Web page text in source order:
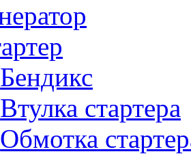
Бендикс
Втулка стартера
Обмотка